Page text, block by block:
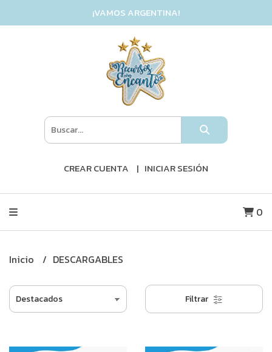
¡VAMOS ARGENTINA!
CREAR CUENTA INICIAR SESIÓN
0
Inicio DESCARGABLES
Filtrar